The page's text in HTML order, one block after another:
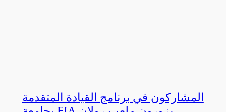
المشاركون في برنامج القيادة المتقدمة